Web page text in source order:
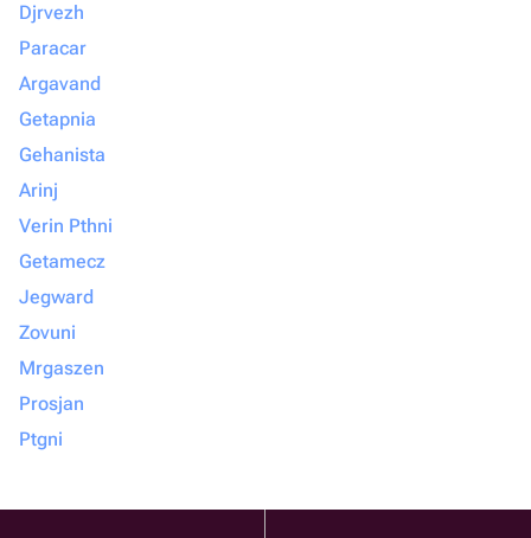
Djrvezh
Paracar
Argavand
Getapnia
Gehanista
Arinj
Verin Pthni
Getamecz
Jegward
Zovuni
Mrgaszen
Prosjan
Ptgni